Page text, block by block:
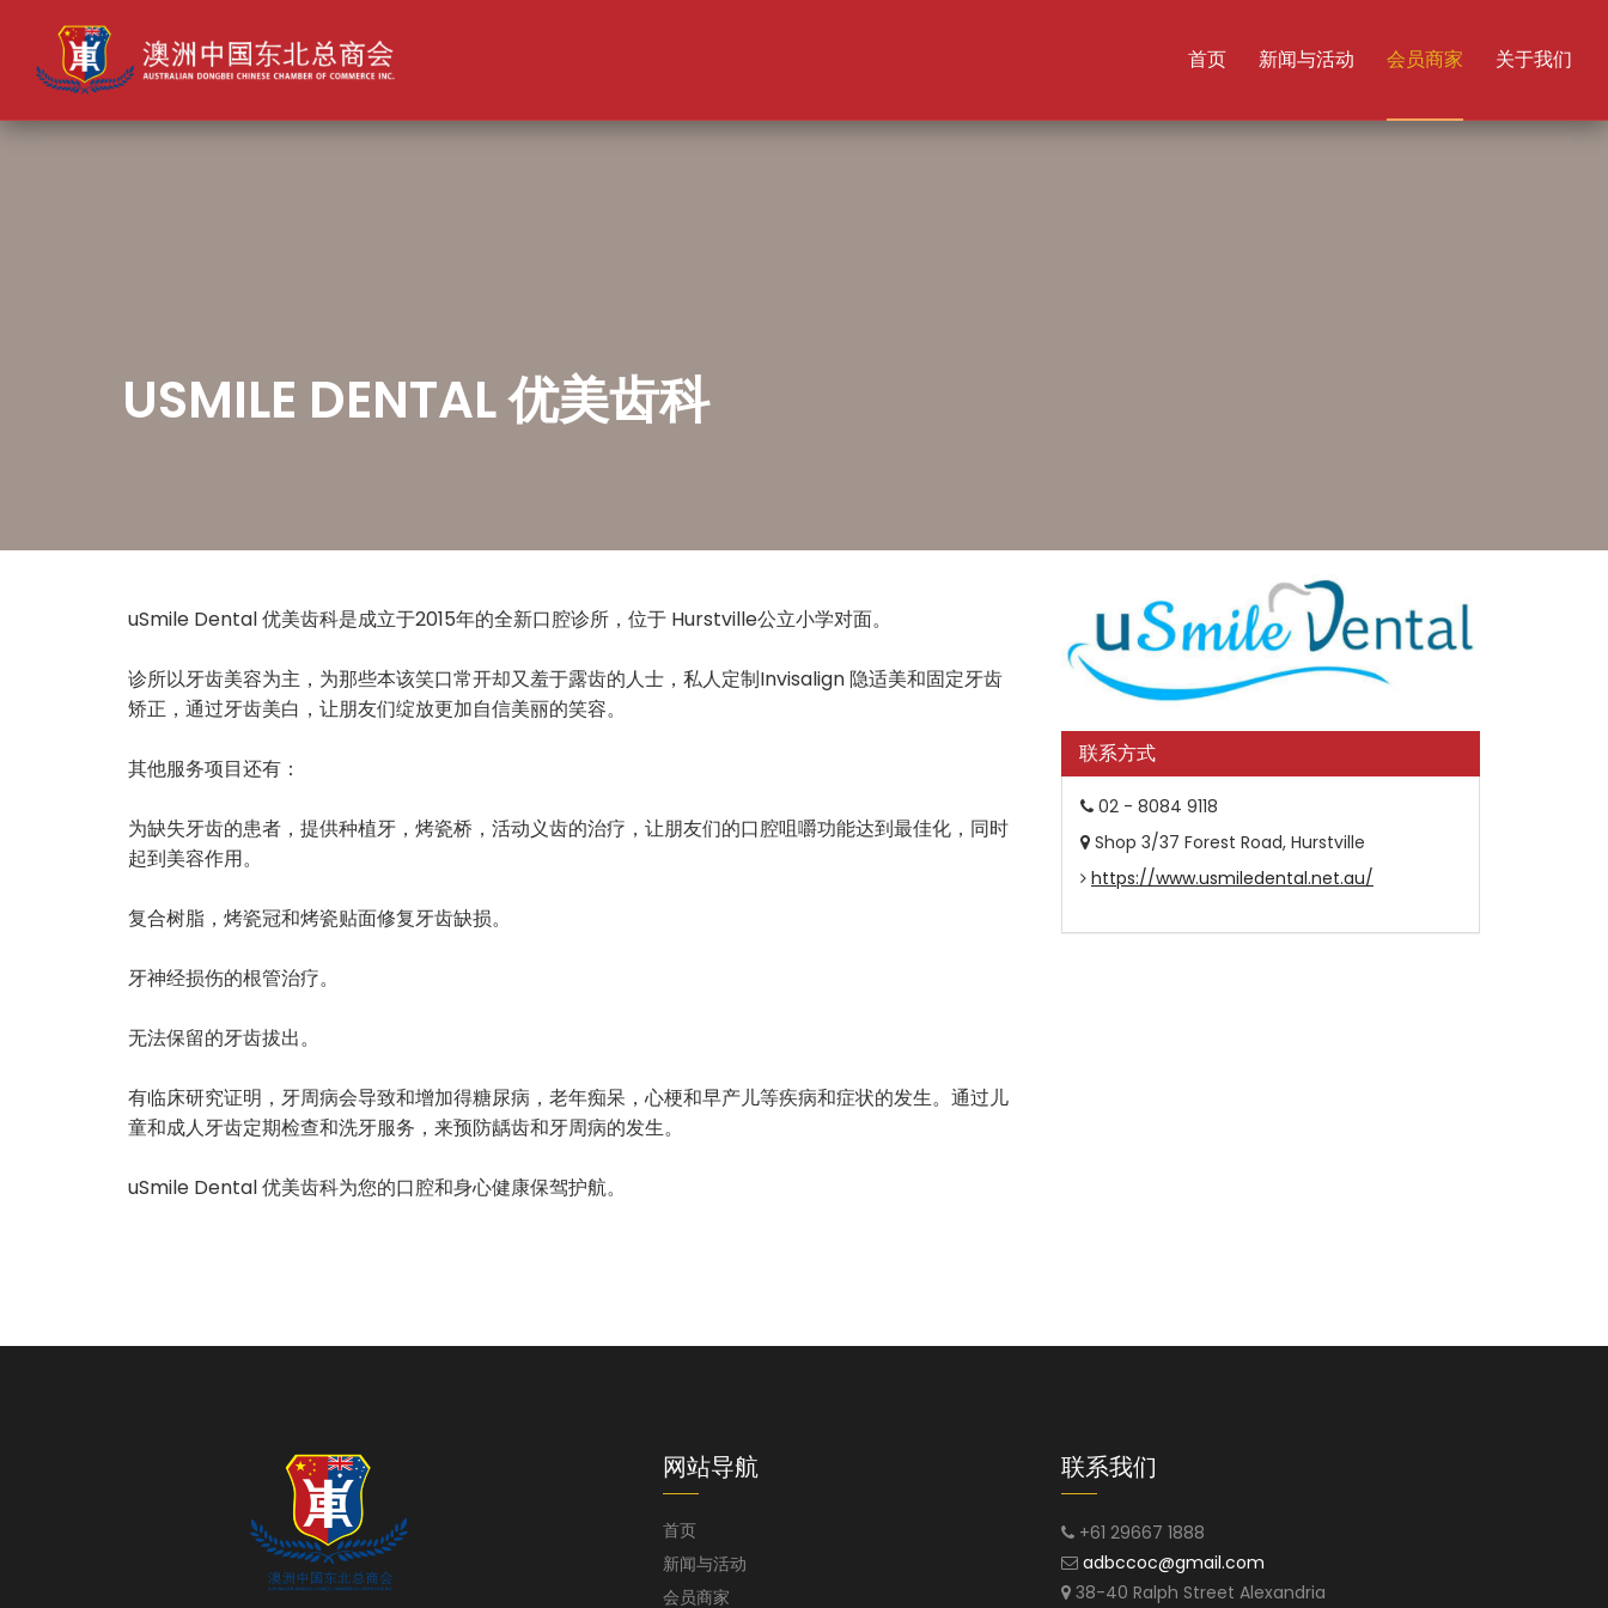
首页 新闻与活动 会员商家 关于我们
USMILE DENTAL 优美齿科
uSmile Dental 优美齿科是成立于2015年的全新口腔诊所，位于 Hurstville公立小学对面。
诊所以牙齿美容为主，为那些本该笑口常开却又羞于露齿的人士，私人定制Invisalign 隐适美和固定牙齿
矫正，通过牙齿美白，让朋友们绽放更加自信美丽的笑容。
其他服务项目还有：
为缺失牙齿的患者，提供种植牙，烤瓷桥，活动义齿的治疗，让朋友们的口腔咀嚼功能达到最佳化，同时
起到美容作用。
复合树脂，烤瓷冠和烤瓷贴面修复牙齿缺损。
牙神经损伤的根管治疗。
无法保留的牙齿拔出。
有临床研究证明，牙周病会导致和增加得糖尿病，老年痴呆，心梗和早产儿等疾病和症状的发生。通过儿
童和成人牙齿定期检查和洗牙服务，来预防龋齿和牙周病的发生。
联系方式
02 - 8084 9118
Shop 3/37 Forest Road, Hurstville
https://www.usmiledental.net.au/
网站导航
首页
新闻与活动
会员商家
联系我们
+61 29667 1888
adbccoc@gmail.com
38-40 Ralph Street Alexandria